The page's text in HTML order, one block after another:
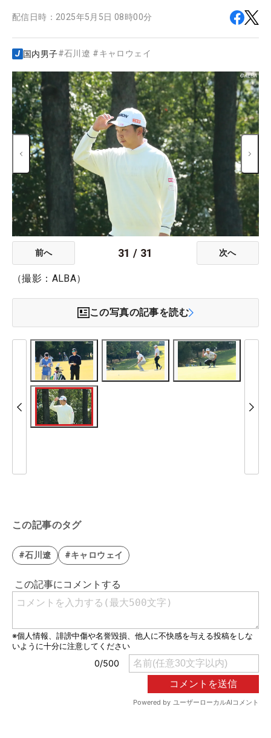
配信日時： 2025年5月5日 08時00分
国内男子#石川遼 #キャロウェイ
前へ 31 / 31 次へ
（撮影：ALBA）
この写真の記事を読む
この記事のタグ
#石川遼 #キャロウェイ